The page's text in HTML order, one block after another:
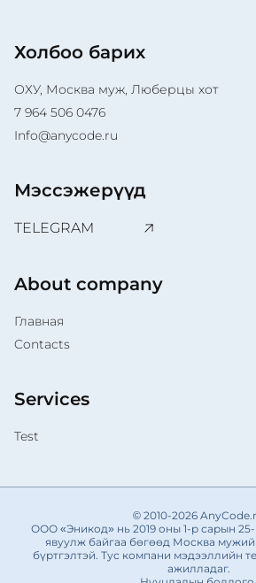
Холбоо барих
ОХУ, Москва муж, Люберцы хот
7 964 506 0476
Info@anycode.ru
About company
Главная
Contacts
Services
Test
Мэссэжерүүд
TELEGRAM
© 2010-2026
ООО «Эникод» нь 2019 оны 1-р сарын
явуулж байгаа бөгөөд Москва
бүртгэлтэй. Тус компани мэдээллийн
ажилладаг.